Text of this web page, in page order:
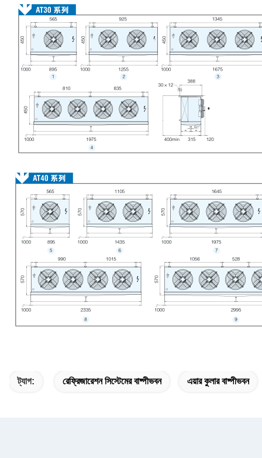
ট্যাগ: রেফ্রিজারেশন সিস্টেমের বাষ্পীভবন এয়ার কুলার বাষ্পীভবন